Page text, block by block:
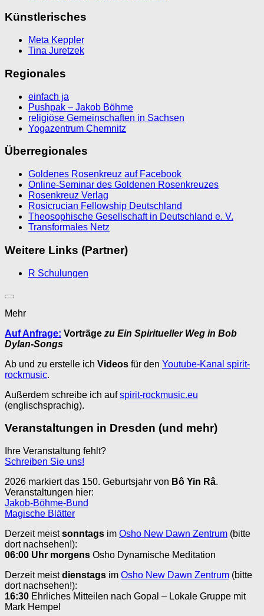
Künstlerisches
Meta Keppler
Tina Juretzek
Regionales
einfach ja
Pushpak – Jakob Böhme
religiöse Gemeinschaften in Sachsen
Yogazentrum Chemnitz
Überregionales
Goldenes Rosenkreuz auf Facebook
Online-Seminar des Goldenen Rosenkreuzes
Rosenkreuz Verlag
Rosicrucian Fellowship Deutschland
Theosophische Gesellschaft in Deutschland e. V.
Transformales Netz
Weitere Links (Partner)
R Schulungen
Mehr
Auf Anfrage: Vorträge zu Ein Spiritueller Weg in Bob
Dylan-Songs
Ab und zu erstelle ich Videos für den Youtube-Kanal spirit-
rockmusic.
Außerdem schreibe ich aufspirit-rockmusic.eu
(englischsprachig).
Veranstaltungen in Dresden (und mehr)
Ihre Veranstaltung fehlt?
Schreiben Sie uns!
2026 markiert das 150. Geburtsjahr von Bô Yin Râ.
Veranstaltungen hier:
Jakob-Böhme-Bund
Magische Blätter
Derzeit meistsonntags im Osho New Dawn Zentrum (bitte
dort nachsehen!):
06:00 Uhr morgens Osho Dynamische Meditation
Derzeit meistdienstags im Osho New Dawn Zentrum (bitte
dort nachsehen!):
16:30 Ehrliches Mitteilen nach Gopal – Lokale Gruppe mit
Mark Hempel